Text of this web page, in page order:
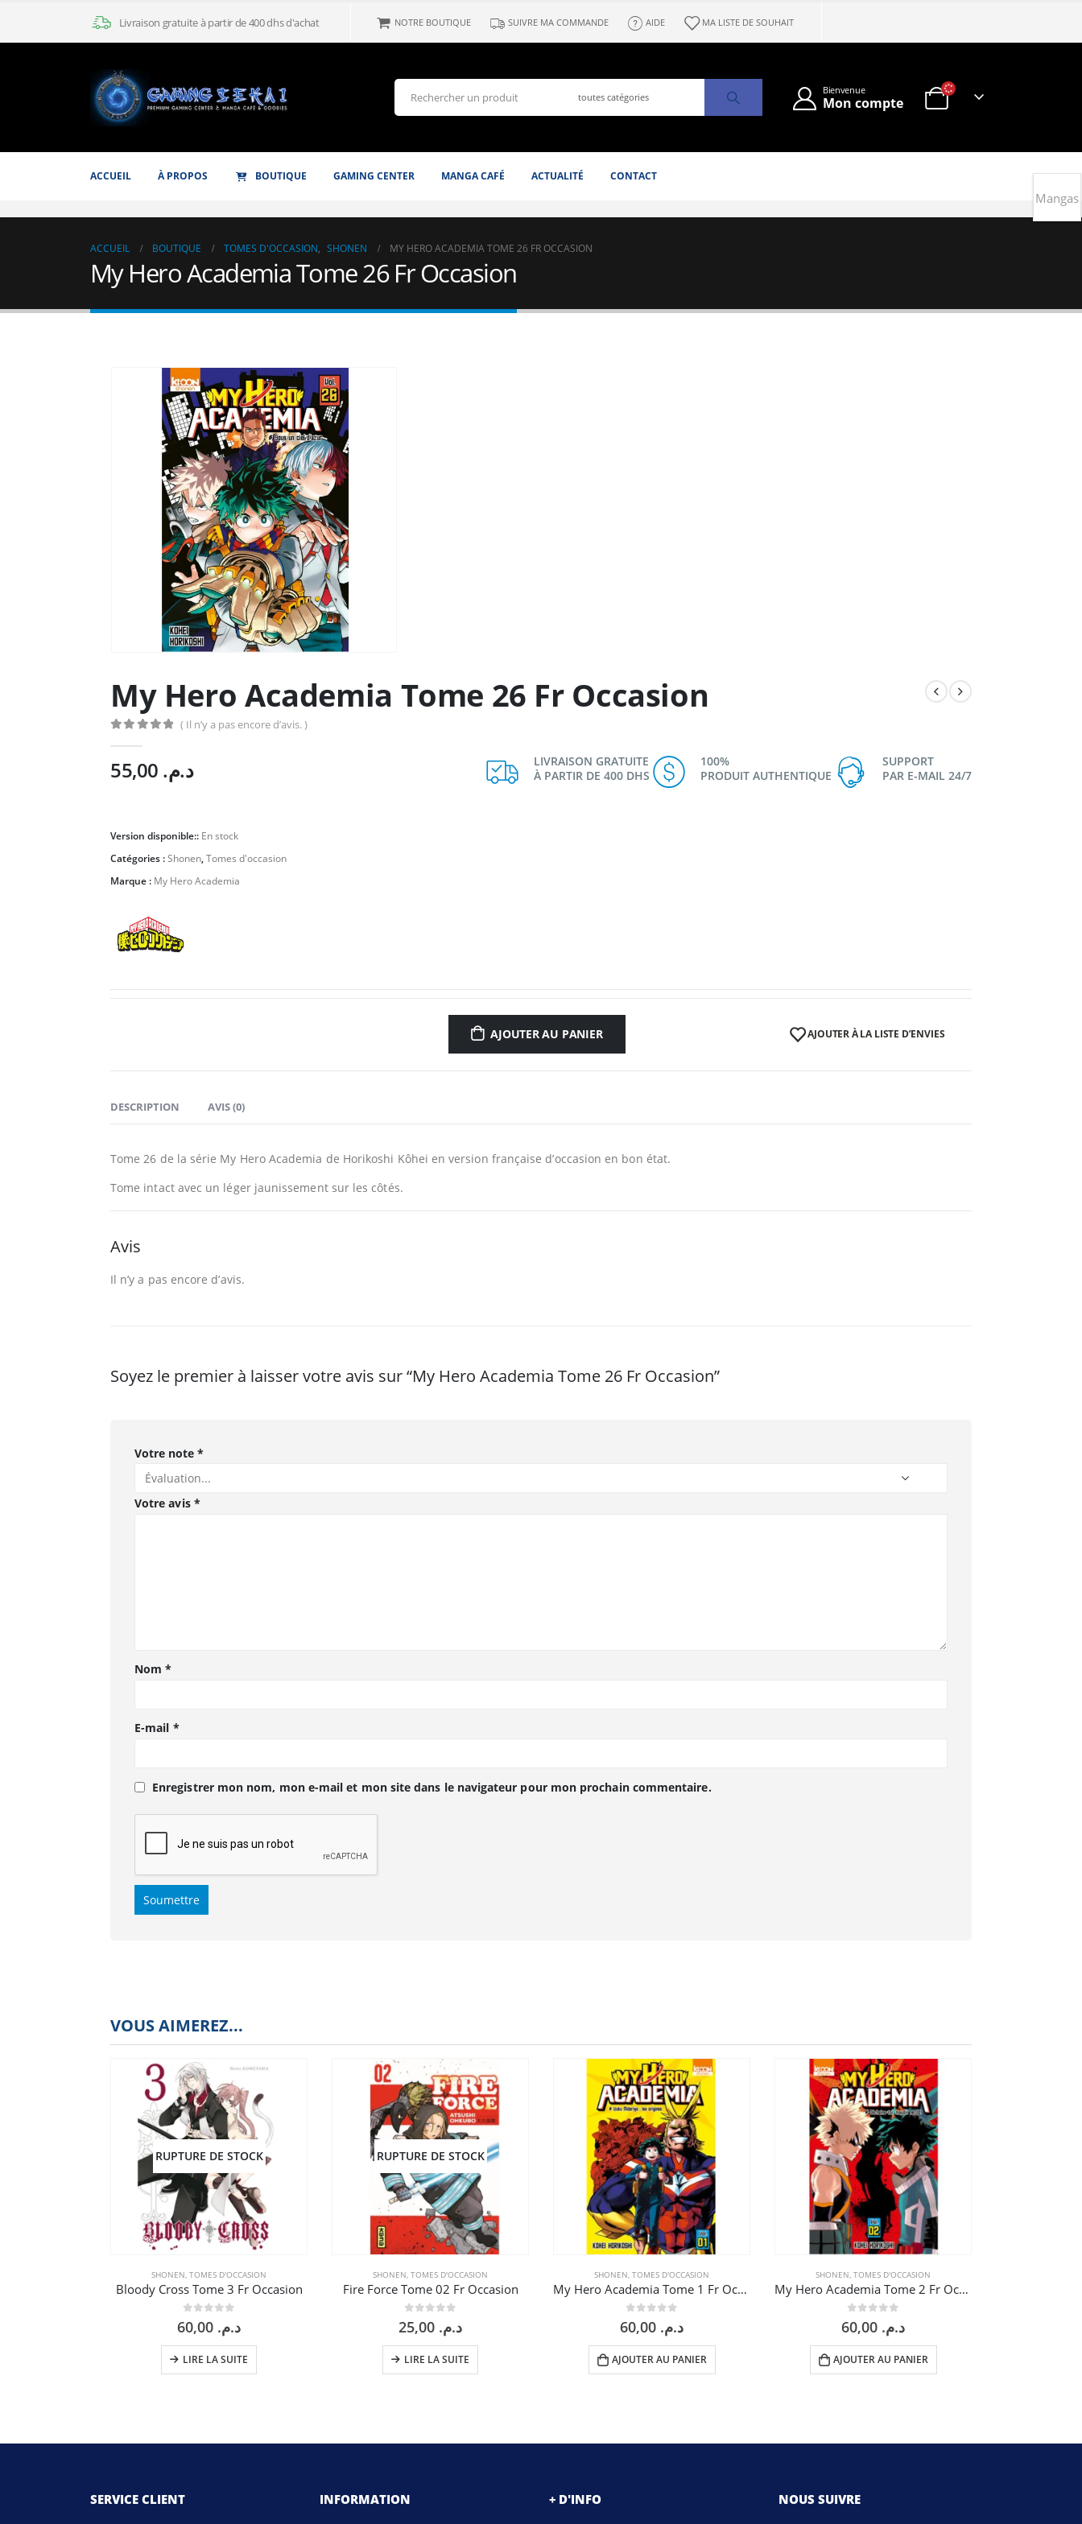
Livraison gratuite à partir de 400 dhs d'achat NOTRE BOUTIQUE SUIVRE MA COMMANDE AIDE MA LISTE DE SOUHAIT
Bienvenue
Mon compte
ACCUEIL À PROPOS BOUTIQUE GAMING CENTER MANGA CAFÉ ACTUALITÉ CONTACT
ACCUEIL BOUTIQUE TOMES D'OCCASION, SHONEN MY HERO ACADEMIA TOME 26 FR OCCASION
My Hero Academia Tome 26 Fr Occasion
My Hero Academia Tome 26 Fr Occasion
( Il n’y a pas encore d’avis. )
د.م.
LIVRAISON GRATUITE
À PARTIR DE 400 DHS
100%
PRODUIT AUTHENTIQUE
SUPPORT
PAR E-MAIL 24/7
Version disponible:: En stock
Catégories :Shonen,Tomes d'occasion
Marque : My Hero Academia
AJOUTER AU PANIER AJOUTER À LA LISTE D’ENVIES
DESCRIPTION AVIS (0)
Tome 26 de la série My Hero Academia de Horikoshi Kôhei en version française d’occasion en bon état.
Tome intact avec un léger jaunissement sur les côtés.
Avis
Il n’y a pas encore d’avis.
Soyez le premier à laisser votre avis sur “My Hero Academia Tome 26 Fr Occasion”
Votre note *
Votre avis *
Nom*
E-mail *
Enregistrer mon nom, mon e-mail et mon site dans le navigateur pour mon prochain commentaire.
VOUS AIMEREZ...
RUPTURE DE STOCK
SHONEN TOMES D'OCCASION
Bloody Cross Tome 3 Fr Occasion
0sur 5د.م.
LIRE LA SUITE
RUPTURE DE STOCK
SHONEN TOMES D'OCCASION
Fire Force Tome 02 Fr Occasion
0sur 5د.م.
LIRE LA SUITE
SHONEN TOMES D'OCCASION
My Hero Academia Tome 1 Fr Occasion
0sur 5د.م.
AJOUTER AU PANIER
SHONEN TOMES D'OCCASION
My Hero Academia Tome 2 Fr Occasion
0sur 5د.م.
AJOUTER AU PANIER
SERVICE CLIENT INFORMATION + D'INFO NOUS SUIVRE
Mangas